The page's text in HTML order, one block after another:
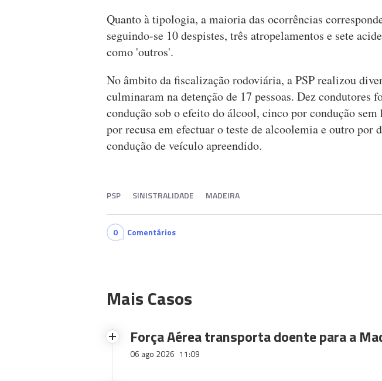
Quanto à tipologia, a maioria das ocorrências
seguindo-se 10 despistes, três atropelamentos e sete
como 'outros'.
No âmbito da fiscalização rodoviária, a PSP realizou
culminaram na detenção de 17 pessoas. Dez condutores
condução sob o efeito do álcool, cinco por condução
por recusa em efectuar o teste de alcoolemia e outro por
condução de veículo apreendido.
PSP SINISTRALIDADE MADEIRA
0 Comentários
Mais Casos
Força Aérea transporta doente para a
06 ago 2026 11:09